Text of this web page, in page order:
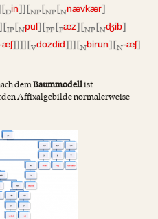
[Din]] [NP[NP[Nnævkær]
[IP[Npul] [PP[Pæz] [NP[Nʤib]
æʃ]]]] [Vdozdid]]] [Nbirun] [N-æʃ]
demBaummodellist
Affixalgebilde normalerweise